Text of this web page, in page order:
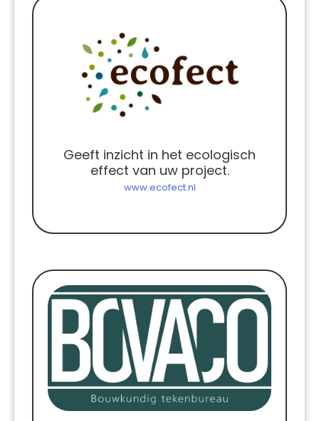
Geeft inzicht in het ecologisch
effect van uw project.
www.ecofect.nl